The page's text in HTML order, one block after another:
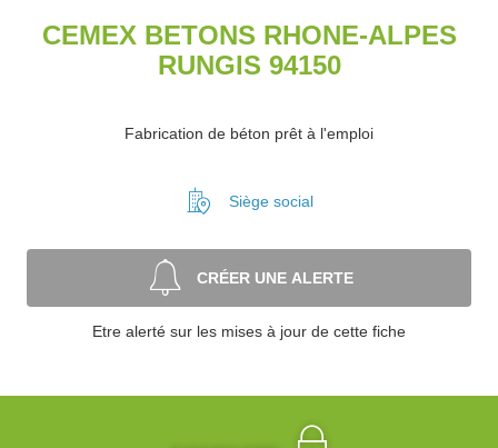
CEMEX BETONS RHONE-ALPES
RUNGIS 94150
Fabrication de béton prêt à l'emploi
Siège social
CRÉER UNE ALERTE
Etre alerté sur les mises à jour de cette fiche